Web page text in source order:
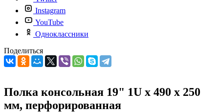
Instagram
YouTube
Одноклассники
Поделиться
Полка консольная 19" 1U x 490 x 250
мм, перфорированная